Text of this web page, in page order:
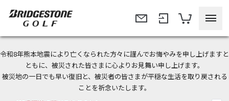
令和8年熊本地震により亡くなられた方々に謹んでお悔やみを申し上げますと
ともに、被災された皆さまに心よりお見舞い申し上げます。
被災地の一日でも早い復旧と、被災者の皆さまが平穏な生活を取り戻される
ことを祈念いたします。
今なら新規会員登録で1,000円OFFクーポンプレゼント！
＜商品配送に関するお知らせ＞